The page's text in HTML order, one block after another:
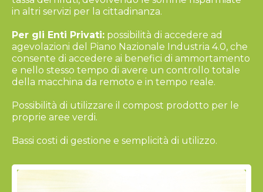
in altri servizi per la cittadinanza.
Per gli Enti Privati: possibilità di accedere ad
agevolazioni del Piano Nazionale Industria 4.0, che
consente di accedere ai benefici di ammortamento
e nello stesso tempo di avere un controllo totale
della macchina da remoto e in tempo reale.
Possibilità di utilizzare il compost prodotto per le
proprie aree verdi.
Bassi costi di gestione e semplicità di utilizzo.